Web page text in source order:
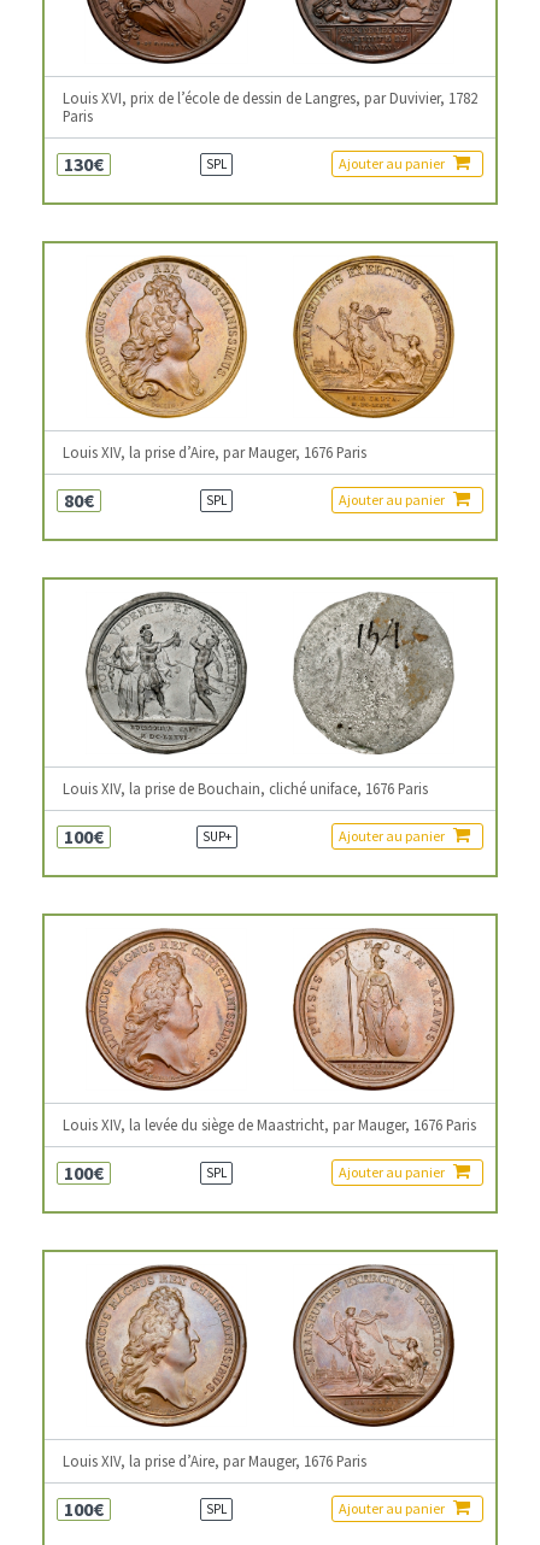
Louis XVI, prix de l’école de dessin de Langres, par Duvivier, 1782
Paris
130€ SPL Ajouter au panier
Louis XIV, la prise d’Aire, par Mauger, 1676 Paris
80€ SPL Ajouter au panier
Louis XIV, la prise de Bouchain, cliché uniface, 1676 Paris
100€ SUP+ Ajouter au panier
Louis XIV, la levée du siège de Maastricht, par Mauger, 1676 Paris
100€ SPL Ajouter au panier
Louis XIV, la prise d’Aire, par Mauger, 1676 Paris
100€ SPL Ajouter au panier